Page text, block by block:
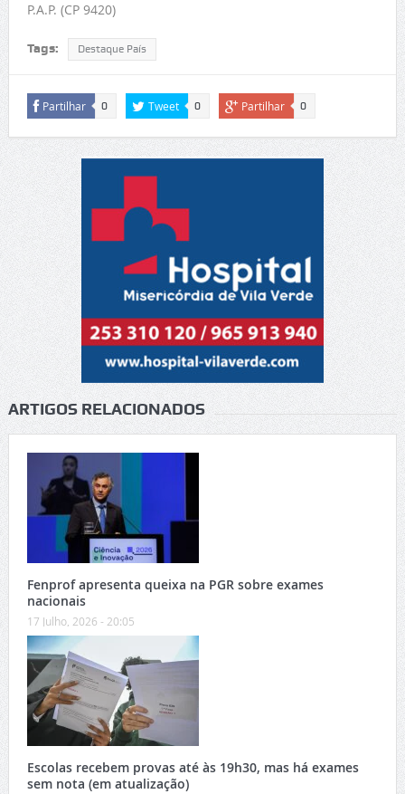
P.A.P. (CP 9420)
Tags: Destaque País
Partilhar 0 Tweet 0 Partilhar 0
ARTIGOS RELACIONADOS
Fenprof apresenta queixa na PGR sobre exames
nacionais
17 Julho, 2026 - 20:05
Escolas recebem provas até às 19h30, mas há exames
sem nota (em atualização)